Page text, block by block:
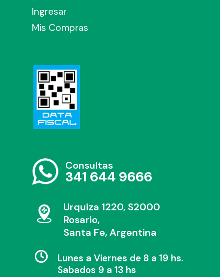
Ingresar
Mis Compras
Consultas
341 644 9666
Urquiza 1220, S2000
Rosario,
Santa Fe, Argentina
Lunes a Viernes de 8 a 19 hs.
Sabados 9 a 13 hs